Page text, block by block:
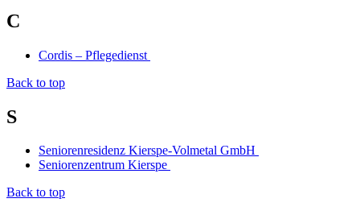
C
Cordis – Pflegedienst
Back to top
S
Seniorenresidenz Kierspe-Volmetal GmbH
Seniorenzentrum Kierspe
Back to top